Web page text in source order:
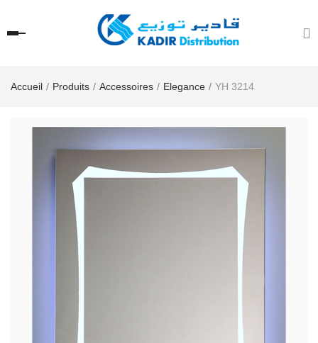
Accueil Produits Accessoires Elegance YH 3214